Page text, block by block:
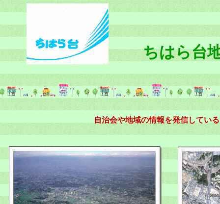
ちはら台
自治会や地域の情報を発信してい